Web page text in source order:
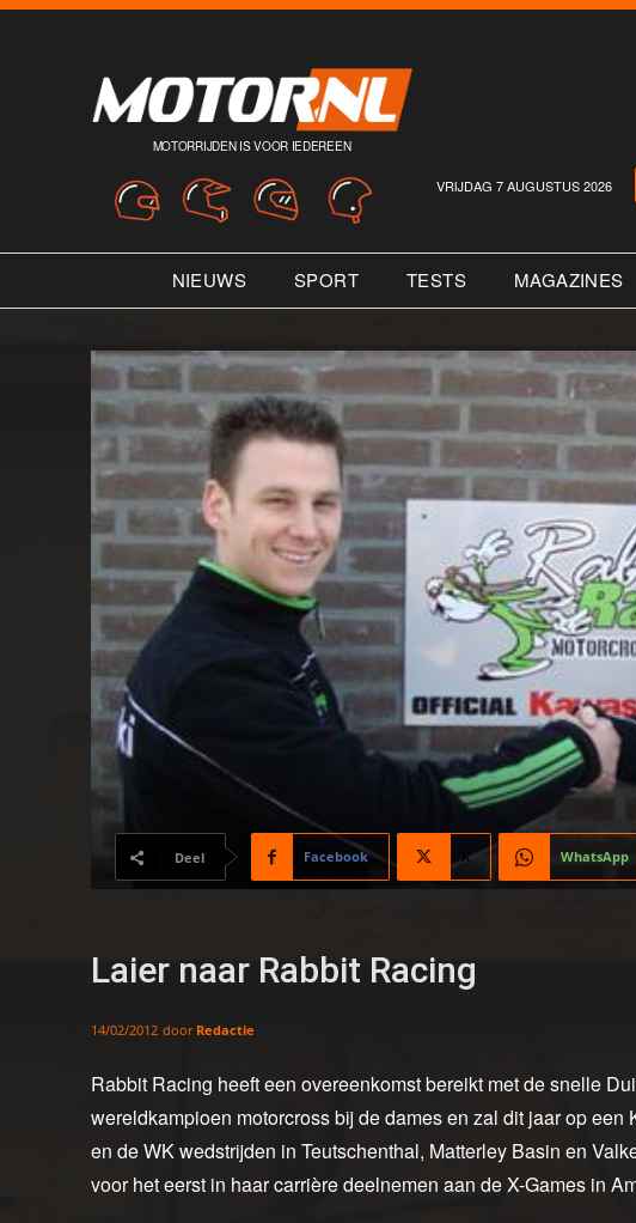
MOTORRIJDEN IS VOOR IEDEREEN
VRIJDAG 7 AUGUSTUS 2026
NIEUWS SPORT TESTS MAGAZINES
Deel Facebook X WhatsApp
Laier naar Rabbit Racing
14/02/2012 door Redactie
Rabbit Racing heeft een overeenkomst bereikt met de snelle
wereldkampioen motorcross bij de dames en zal dit jaar op
en de WK wedstrijden in Teutschenthal, Matterley Basin en
voor het eerst in haar carrière deelnemen aan de X-Games in